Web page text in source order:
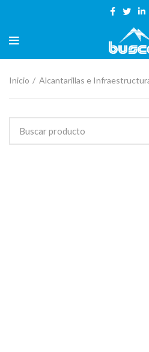
Inicio Alcantarillas e
BIENVENIDO A TIENDA